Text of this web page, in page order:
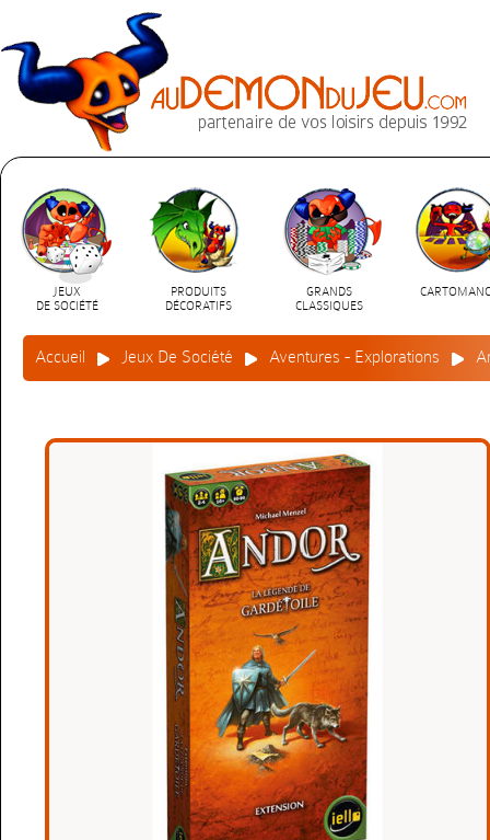
JEUX
DE SOCIÉTÉ
PRODUITS
DÉCORATIFS
GRANDS
CLASSIQUES
Accueil Jeux De Société Aventures - Explorations